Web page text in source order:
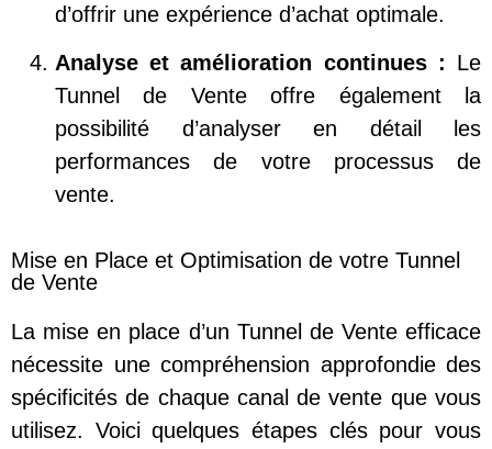
d’offrir une expérience d’achat optimale.
Analyse et amélioration continues : Le
Tunnel de Vente offre également la
possibilité d’analyser en détail les
performances de votre processus de
vente.
Mise en Place et Optimisation de votre Tunnel
de Vente
La mise en place d’un Tunnel de Vente efficace
nécessite une compréhension approfondie des
spécificités de chaque canal de vente que vous
utilisez. Voici quelques étapes clés pour vous